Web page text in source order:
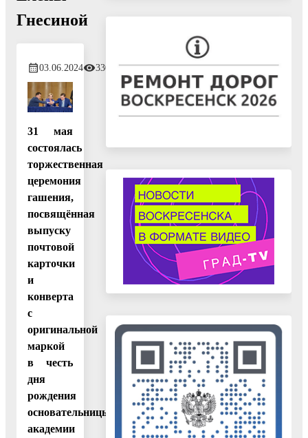
Гнесиной
03.06.2024 330
31 мая
состоялась
торжественная
церемония
гашения,
посвящённая
выпуску
почтовой
карточки
и
конверта
с
оригинальной
маркой
в честь
дня
рождения
основательницы
академии